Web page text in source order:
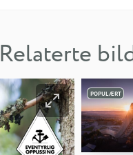
Relaterte
POPULÆRT